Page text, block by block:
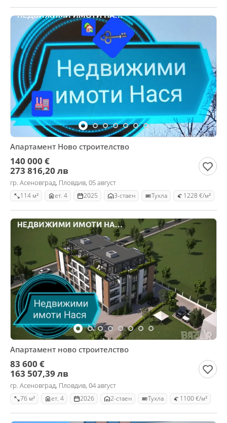
Апартамент Ново строителство
140 000 €
273 816,20 лв
гр. Асеновград, Пловдив, 05 август
114 м² ет. 4 2025 3-стаен Тухла 1228 €/м²
Апартамент ново строителство
83 600 €
163 507,39 лв
гр. Асеновград, Пловдив, 04 август
76 м² ет. 4 2026 2-стаен Тухла 1100 €/м²